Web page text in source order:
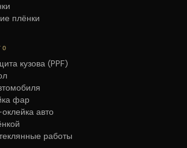
плёнки
кузова (PPF)
фар
авто
работы